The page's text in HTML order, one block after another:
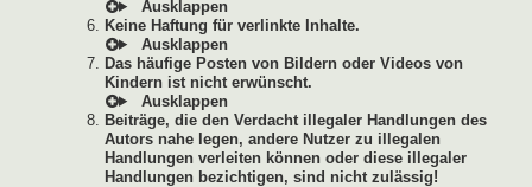
Keine Haftung für verlinkte Inhalte.
Das häufige Posten von Bildern oder Videos von
Kindern ist nicht erwünscht.
Beiträge, die den Verdacht illegaler Handlungen des
Autors nahe legen, andere Nutzer zu illegalen
Handlungen verleiten können oder diese illegaler
Handlungen bezichtigen, sind nicht zulässig!